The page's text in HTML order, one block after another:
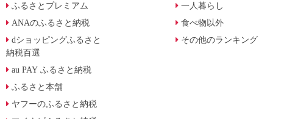
ふるさとプレミアム
ANAのふるさと納税
dショッピングふるさと
納税百選
au PAY ふるさと納税
ふるさと本舗
ヤフーのふるさと納税
一人暮らし
食べ物以外
その他のランキング